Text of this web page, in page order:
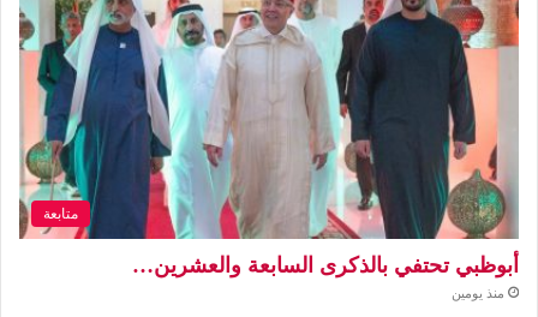
متابعة
أبوظبي تحتفي بالذكرى السابعة والعشرين…
منذ يومين